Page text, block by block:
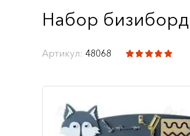
Набор
Артикул: 48068